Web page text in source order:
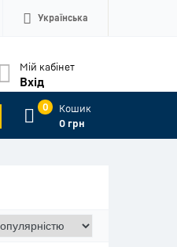
Українська
Мій кабінет
Вхід
0
Кошик
0 грн